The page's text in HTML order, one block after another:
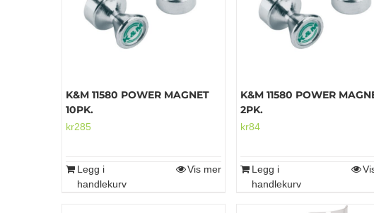
K&M 11580 POWER MAGNET
10PK.
kr285
Legg i
handlekurv
Vis mer
K&M 11580 POWER
2PK.
kr84
Legg i
handlekurv